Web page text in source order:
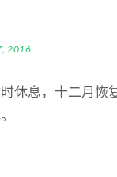
2016
休息，十二月恢